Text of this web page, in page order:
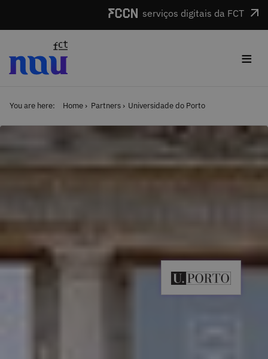
serviços digitais da FCT
≡
You are here: Home Partners Universidade do Porto